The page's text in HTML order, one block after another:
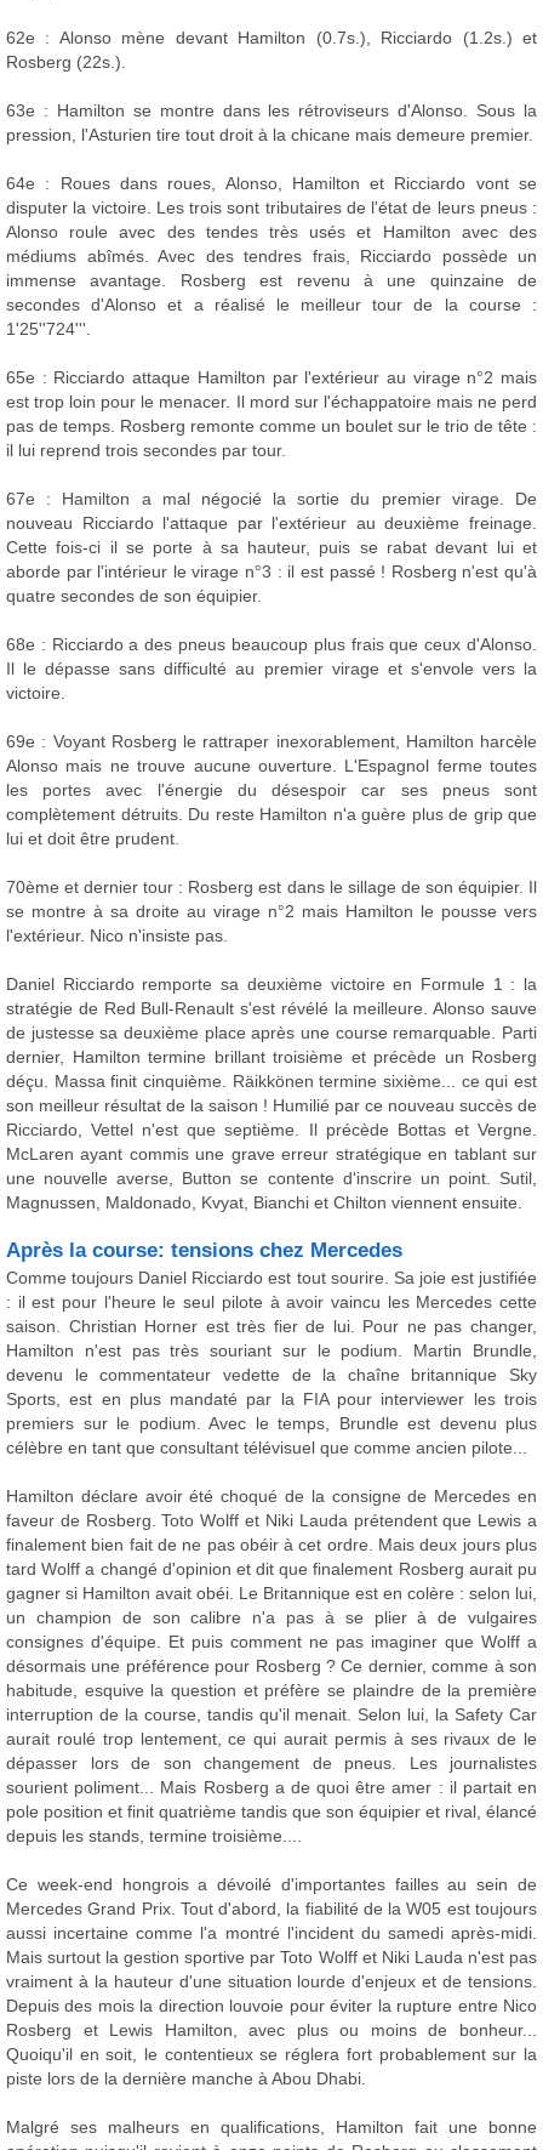
62e : Alonso mène devant Hamilton (0.7s.), Ricciardo (1.2s.) et
Rosberg (22s.).
63e : Hamilton se montre dans les rétroviseurs d'Alonso. Sous la
pression, l'Asturien tire tout droit à la chicane mais demeure premier.
64e : Roues dans roues, Alonso, Hamilton et Ricciardo vont se
disputer la victoire. Les trois sont tributaires de l'état de leurs pneus :
Alonso roule avec des tendes très usés et Hamilton avec des
médiums abîmés. Avec des tendres frais, Ricciardo possède un
immense avantage. Rosberg est revenu à une quinzaine de
secondes d'Alonso et a réalisé le meilleur tour de la course :
1'25''724'''.
65e : Ricciardo attaque Hamilton par l'extérieur au virage n°2 mais
est trop loin pour le menacer. Il mord sur l'échappatoire mais ne perd
pas de temps. Rosberg remonte comme un boulet sur le trio de tête :
il lui reprend trois secondes par tour.
67e : Hamilton a mal négocié la sortie du premier virage. De
nouveau Ricciardo l'attaque par l'extérieur au deuxième freinage.
Cette fois-ci il se porte à sa hauteur, puis se rabat devant lui et
aborde par l'intérieur le virage n°3 : il est passé ! Rosberg n'est qu'à
quatre secondes de son équipier.
68e : Ricciardo a des pneus beaucoup plus frais que ceux d'Alonso.
Il le dépasse sans difficulté au premier virage et s'envole vers la
victoire.
69e : Voyant Rosberg le rattraper inexorablement, Hamilton harcèle
Alonso mais ne trouve aucune ouverture. L'Espagnol ferme toutes
les portes avec l'énergie du désespoir car ses pneus sont
complètement détruits. Du reste Hamilton n'a guère plus de grip que
lui et doit être prudent.
70ème et dernier tour : Rosberg est dans le sillage de son équipier. Il
se montre à sa droite au virage n°2 mais Hamilton le pousse vers
l'extérieur. Nico n'insiste pas.
Daniel Ricciardo remporte sa deuxième victoire en Formule 1 : la
stratégie de Red Bull-Renault s'est révélé la meilleure. Alonso sauve
de justesse sa deuxième place après une course remarquable. Parti
dernier, Hamilton termine brillant troisième et précède un Rosberg
déçu. Massa finit cinquième. Räikkönen termine sixième... ce qui est
son meilleur résultat de la saison ! Humilié par ce nouveau succès de
Ricciardo, Vettel n'est que septième. Il précède Bottas et Vergne.
McLaren ayant commis une grave erreur stratégique en tablant sur
une nouvelle averse, Button se contente d'inscrire un point. Sutil,
Magnussen, Maldonado, Kvyat, Bianchi et Chilton viennent ensuite.
Après la course: tensions chez Mercedes
Comme toujours Daniel Ricciardo est tout sourire. Sa joie est justifiée
: il est pour l'heure le seul pilote à avoir vaincu les Mercedes cette
saison. Christian Horner est très fier de lui. Pour ne pas changer,
Hamilton n'est pas très souriant sur le podium. Martin Brundle,
devenu le commentateur vedette de la chaîne britannique Sky
Sports, est en plus mandaté par la FIA pour interviewer les trois
premiers sur le podium. Avec le temps, Brundle est devenu plus
célèbre en tant que consultant télévisuel que comme ancien pilote...
Hamilton déclare avoir été choqué de la consigne de Mercedes en
faveur de Rosberg. Toto Wolff et Niki Lauda prétendent que Lewis a
finalement bien fait de ne pas obéir à cet ordre. Mais deux jours plus
tard Wolff a changé d'opinion et dit que finalement Rosberg aurait pu
gagner si Hamilton avait obéi. Le Britannique est en colère : selon lui,
un champion de son calibre n'a pas à se plier à de vulgaires
consignes d'équipe. Et puis comment ne pas imaginer que Wolff a
désormais une préférence pour Rosberg ? Ce dernier, comme à son
habitude, esquive la question et préfère se plaindre de la première
interruption de la course, tandis qu'il menait. Selon lui, la Safety Car
aurait roulé trop lentement, ce qui aurait permis à ses rivaux de le
dépasser lors de son changement de pneus. Les journalistes
sourient poliment... Mais Rosberg a de quoi être amer : il partait en
pole position et finit quatrième tandis que son équipier et rival, élancé
depuis les stands, termine troisième....
Ce week-end hongrois a dévoilé d'importantes failles au sein de
Mercedes Grand Prix. Tout d'abord, la fiabilité de la W05 est toujours
aussi incertaine comme l'a montré l'incident du samedi après-midi.
Mais surtout la gestion sportive par Toto Wolff et Niki Lauda n'est pas
vraiment à la hauteur d'une situation lourde d'enjeux et de tensions.
Depuis des mois la direction louvoie pour éviter la rupture entre Nico
Rosberg et Lewis Hamilton, avec plus ou moins de bonheur...
Quoiqu'il en soit, le contentieux se réglera fort probablement sur la
piste lors de la dernière manche à Abou Dhabi.
Malgré ses malheurs en qualifications, Hamilton fait une bonne